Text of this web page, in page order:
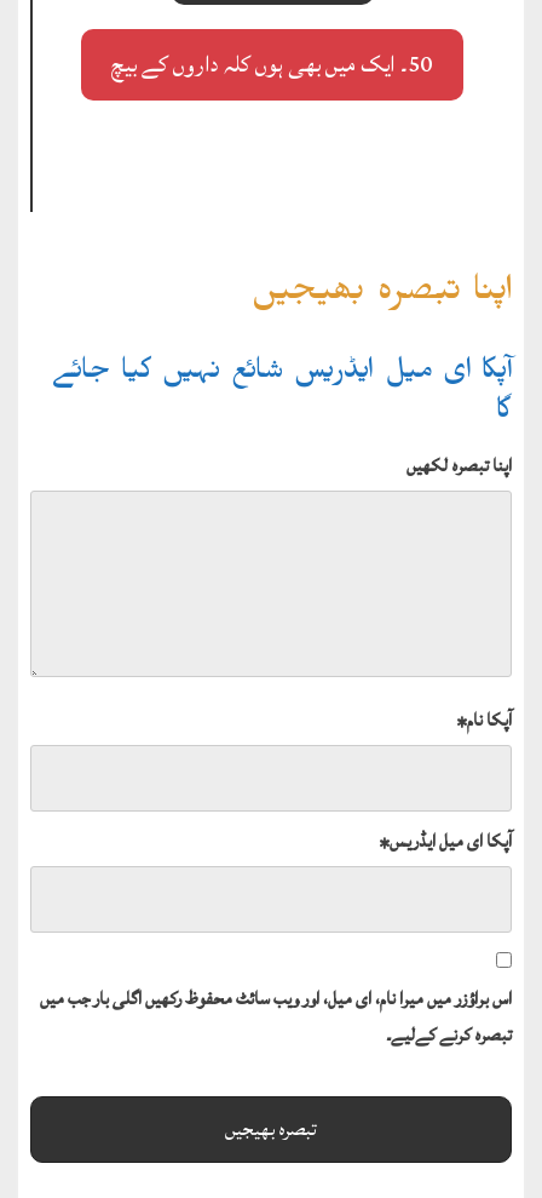
50۔ ایک میں بھی ہوں کلہ داروں کے بیچ
اپنا تبصرہ بھیجیں
آپکا ای میل ایڈریس شائع نہیں کیا جائے
گا
اپنا تبصرہ لکھیں
آپکا نام*
آپکا ای میل ایڈریس*
اس براؤزر میں میرا نام، ای میل، اور ویب سائٹ محفوظ رکھیں اگلی بار جب میں
تبصرہ کرنے کےلیے۔